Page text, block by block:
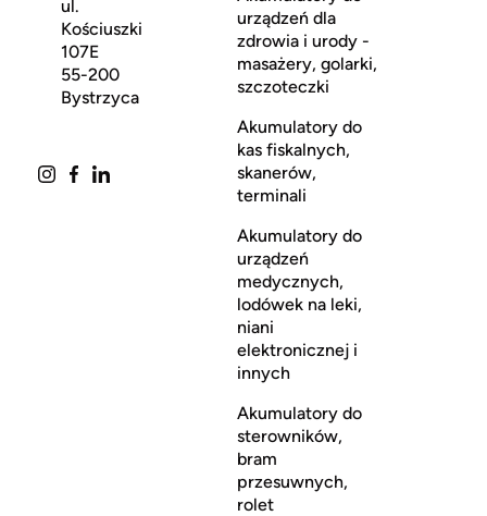
ul.
Kościuszki
107E
55-200
Bystrzyca
urządzeń dla
zdrowia i urody -
masażery, golarki,
szczoteczki
Akumulatory do
kas fiskalnych,
skanerów,
terminali
Akumulatory do
urządzeń
medycznych,
lodówek na leki,
niani
elektronicznej i
innych
Akumulatory do
sterowników,
bram
przesuwnych,
rolet